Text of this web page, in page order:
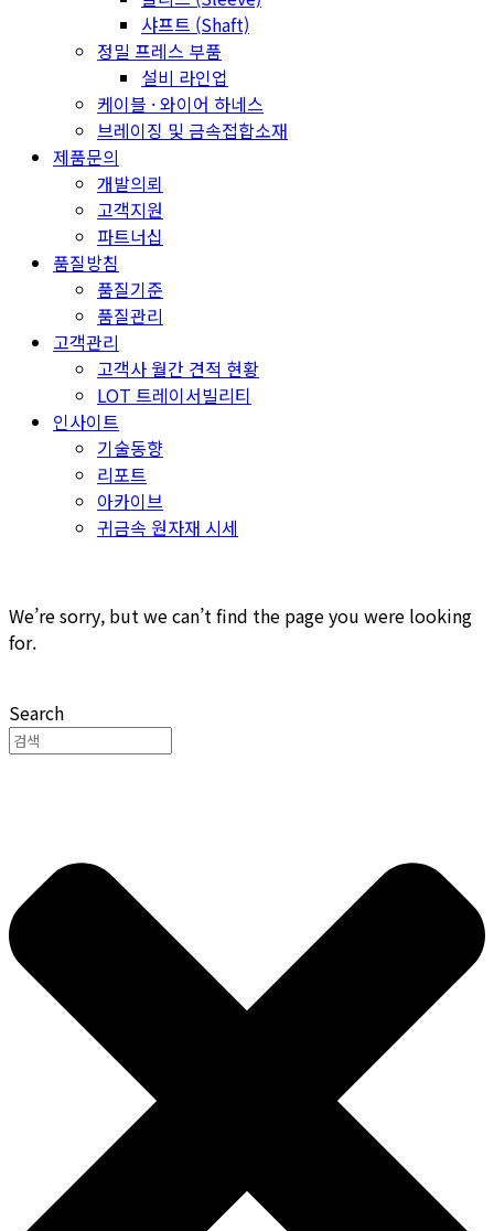
샤프트 (Shaft)
정밀 프레스 부품
설비 라인업
케이블 · 와이어 하네스
브레이징 및 금속접합소재
제품문의
개발의뢰
고객지원
파트너십
품질방침
품질기준
품질관리
고객관리
고객사 월간 견적 현황
LOT 트레이서빌리티
인사이트
기술동향
리포트
아카이브
귀금속 원자재 시세
We’re sorry, but we can’t find the page you were looking
for.
Search